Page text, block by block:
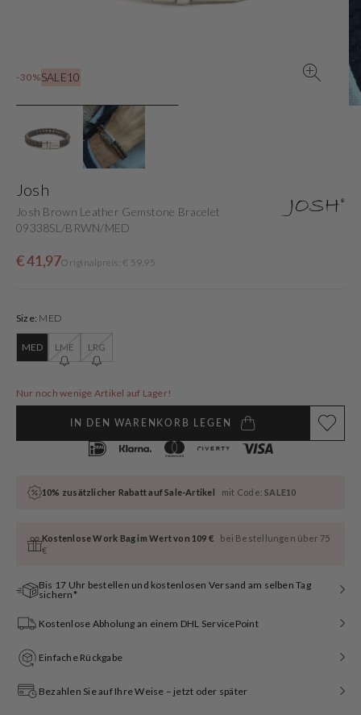
-30%SALE10
der
Josh
Josh Brown Leather Gemstone Bracelet
09338SL/BRWN/MED
Verkaufspreis
€ 41,97
NormalerOriginalpreis: € 59,95
Size: MED
MEDVariante
ausverkauft
verfügbar
LMEVariante
ausverkauft
verfügbar
LRGVariante
ausverkauft
verfügbar
Nur noch wenige Artikel auf Lager!
IN DEN WARENKORB LEGEN
10% zusätzlicher Rabatt auf Sale-Artikel mit Code:SALE10
Kostenlose Work Bag im Wert von 109 €
bei Bestellungen über 75
€
Bis 17 Uhr bestellen und kostenlosen Versand am selben Tag
sichern*
Kostenlose Abholung an einem DHL ServicePoint
Einfache Rückgabe
Bezahlen Sie auf Ihre Weise – jetzt oder später